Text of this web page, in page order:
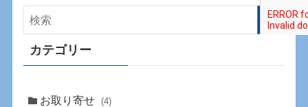
カテゴリー
お取り寄せ (4)